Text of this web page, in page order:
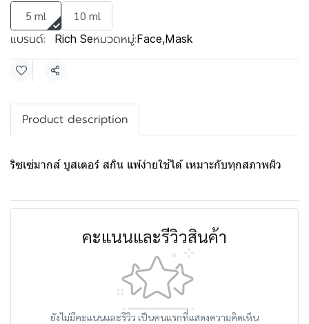
5 ml 10 ml
แบรนด์: Rich Seหมวดหมู่:Face,Mask
แชร์
Product description
ริซเซ่มากส์ บูสเตอร์ สกิน แพ้ง่ายใช้ได้ เหมาะกับทุกสภาพผิว
คะแนนและรีวิวสินค้า
ยังไม่มีคะแนนและรีวิว เป็นคนแรกที่แสดงความคิดเห็น